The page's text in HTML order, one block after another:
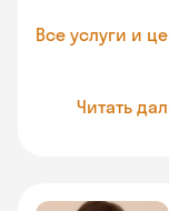
Все услуги и
Читать